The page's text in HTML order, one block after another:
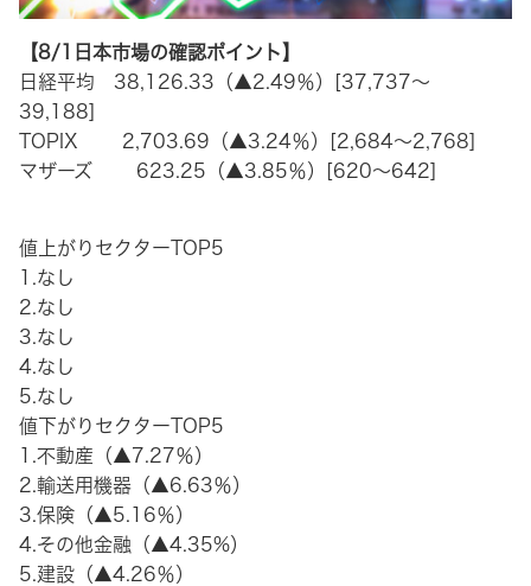
【8/1日本市場の確認ポイント】
日経平均 38,126.33（▲2.49％）[37,737～
39,188]
TOPIX 2,703.69（▲3.24％）[2,684～2,768]
マザーズ 623.25（▲3.85％）[620～642]
値上がりセクターTOP5
1.なし
2.なし
3.なし
4.なし
5.なし
値下がりセクターTOP5
1.不動産（▲7.27％）
2.輸送用機器（▲6.63％）
3.保険（▲5.16％）
4.その他金融（▲4.35%）
5.建設（▲4.26％）